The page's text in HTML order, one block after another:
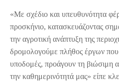
«Με σχέδιο και υπευθυνότητα
προσκήνιο, κατασκευάζοντας
την αγροτική ανάπτυξη της
δρομολογούμε πλήθος έργων που
υποδομές, προάγουν τη βιώσιμη
την καθημερινότητά μας» είπε